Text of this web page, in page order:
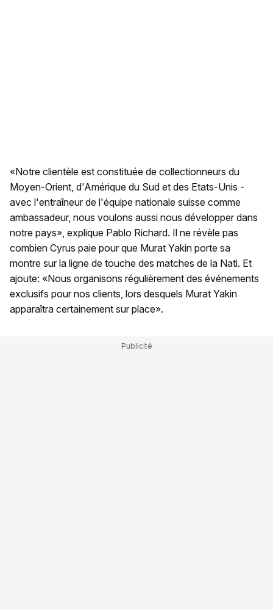
«Notre clientèle est constituée de collectionneurs du
Moyen-Orient, d'Amérique du Sud et des Etats-Unis -
avec l'entraîneur de l'équipe nationale suisse comme
ambassadeur, nous voulons aussi nous développer dans
notre pays», explique Pablo Richard. Il ne révèle pas
combien Cyrus paie pour que Murat Yakin porte sa
montre sur la ligne de touche des matches de la Nati. Et
ajoute: «Nous organisons régulièrement des événements
exclusifs pour nos clients, lors desquels Murat Yakin
apparaîtra certainement sur place».